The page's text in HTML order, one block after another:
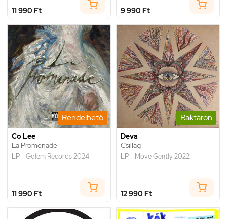
11 990 Ft 9 990 Ft
Rendelhető
Co Lee
La Promenade
LP - Golem Records 2024
11 990 Ft
Raktáron
Deva
Csillag
LP - Move Gently 2022
12 990 Ft